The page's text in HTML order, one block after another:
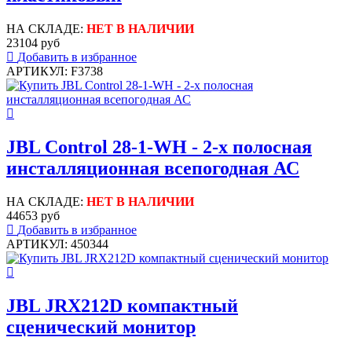
НА СКЛАДЕ: НЕТ В НАЛИЧИИ
23104 руб
Добавить в избранное
АРТИКУЛ: F3738
JBL Control 28-1-WH - 2-х полосная
инсталляционная всепогодная АС
НА СКЛАДЕ: НЕТ В НАЛИЧИИ
44653 руб
Добавить в избранное
АРТИКУЛ: 450344
JBL JRX212D компактный
сценический монитор